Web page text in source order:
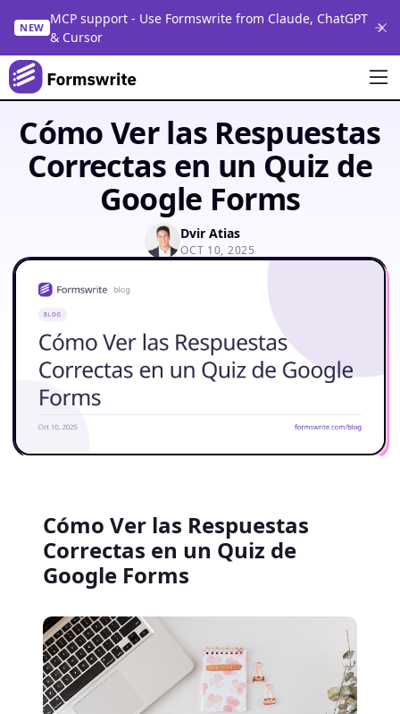
NEW
MCP support - Use Formswrite from Claude, ChatGPT
& Cursor
Cómo Ver las Respuestas
Correctas en un Quiz de
Google Forms
Dvir Atias
OCT 10, 2025
Cómo Ver las Respuestas
Correctas en un Quiz de
Google Forms